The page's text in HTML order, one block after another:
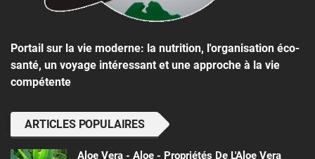
Portail sur la vie moderne: la nutrition, l'organisation éco-
santé, un voyage intéressant et une approche à la vie
compétente
ARTICLES POPULAIRES
Aloe Vera - Aloe - Propriétés De L'Aloe Vera